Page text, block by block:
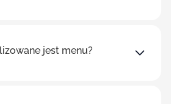
jest menu?